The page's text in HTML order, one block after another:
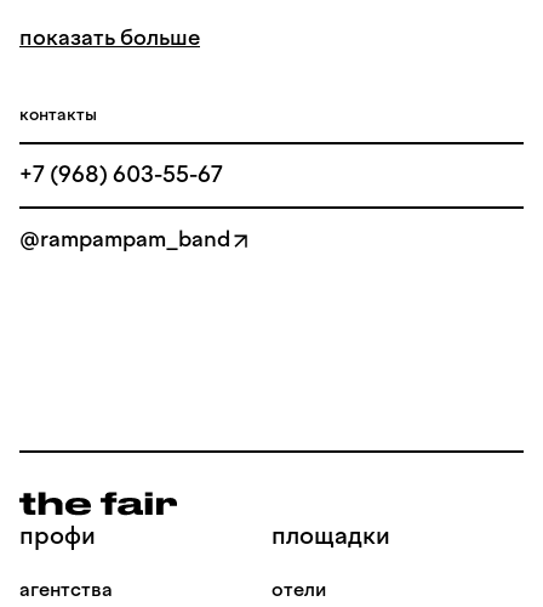
показать больше
контакты
+7 (968) 603-55-67
@rampampam_band
профи
агентства
площадки
отели